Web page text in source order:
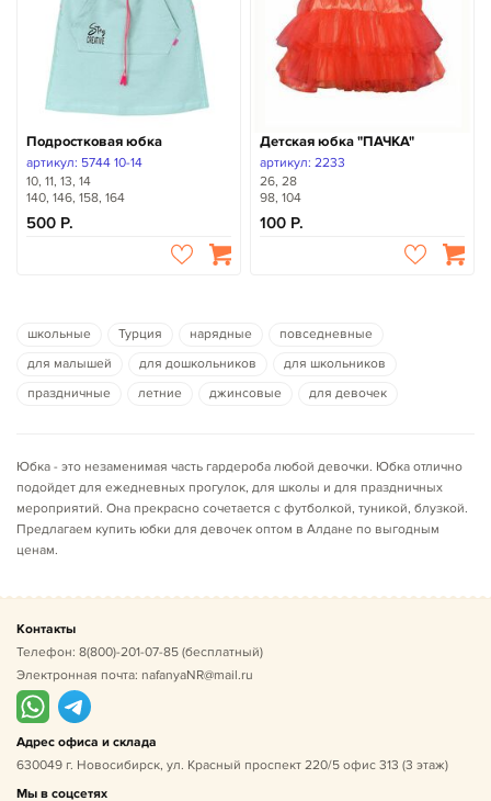
Подростковая юбка
артикул: 5744 10-14
10, 11, 13, 14
140, 146, 158, 164
500
Детская юбка "ПАЧКА"
артикул: 2233
26, 28
98, 104
100
школьные Турция нарядные
повседневные
для малышей
для дошкольников
для школьников
праздничные
летние джинсовые для девочек
Юбка - это незаменимая часть гардероба любой девочки. Юбка отлично
подойдет для ежедневных прогулок, для школы и для праздничных
мероприятий. Она прекрасно сочетается с футболкой, туникой, блузкой.
Предлагаем купить юбки для девочек оптом в Алдане по выгодным
ценам.
Контакты
Телефон: 8(800)-201-07-85 (бесплатный)
Электронная почта: nafanyaNR@mail.ru
Адрес офиса и склада
630049 г. Новосибирск, ул. Красный проспект 220/5 офис 313 (3 этаж)
Мы в соцсетях